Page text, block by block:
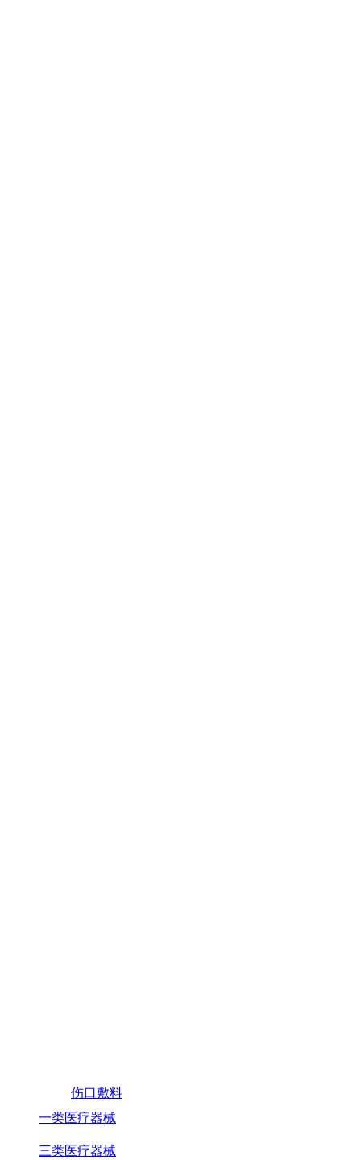
伤口敷料
一类医疗器械
三类医疗器械